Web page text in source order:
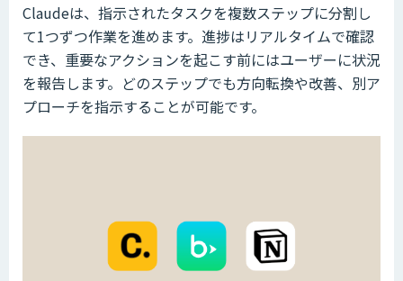
Claudeは、指示されたタスクを複数ステップに分割し
て1つずつ作業を進めます。進捗はリアルタイムで確認
でき、重要なアクションを起こす前にはユーザーに状況
を報告します。どのステップでも方向転換や改善、別ア
プローチを指示することが可能です。